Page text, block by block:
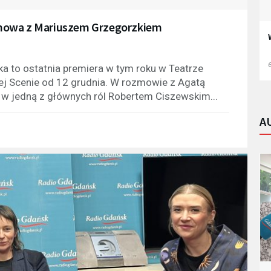
z Mariuszem Grzegorzkiem
to ostatnia premiera w tym roku w Teatrze
Scenie od 12 grudnia. W rozmowie z Agatą
z głównych ról Robertem Ciszewskim...